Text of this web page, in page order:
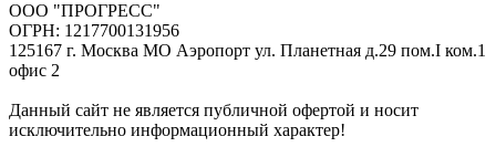
ООО "ПРОГРЕСС"
ОГРН: 1217700131956
125167 г. Москва МО Аэропорт ул. Планетная д.29 пом.I ком.1
офис 2
Данный сайт не является публичной офертой и носит
исключительно информационный характер!